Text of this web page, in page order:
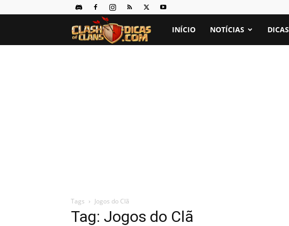
Clash
INÍCIO NOTÍCIAS DICAS
Tags Jogos do Clã
Tag: Jogos do Clã